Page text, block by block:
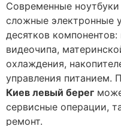
Современные
сложные электронные
десятков
видеочипа,
охлаждения,
управления питанием.
Киев левый берег
сервисные операции,
ремонт.